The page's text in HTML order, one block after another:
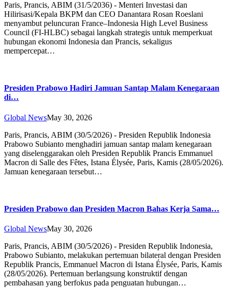
Paris, Prancis, ABIM (31/5/2036) - Menteri Investasi dan
Hilirisasi/Kepala BKPM dan CEO Danantara Rosan Roeslani
menyambut peluncuran France–Indonesia High Level Business
Council (FI-HLBC) sebagai langkah strategis untuk memperkuat
hubungan ekonomi Indonesia dan Prancis, sekaligus
mempercepat…
Presiden Prabowo Hadiri Jamuan Santap Malam Kenegaraan
di…
Global NewsMay 30, 2026
Paris, Prancis, ABIM (30/5/2026) - Presiden Republik Indonesia
Prabowo Subianto menghadiri jamuan santap malam kenegaraan
yang diselenggarakan oleh Presiden Republik Prancis Emmanuel
Macron di Salle des Fêtes, Istana Élysée, Paris, Kamis (28/05/2026).
Jamuan kenegaraan tersebut…
Presiden Prabowo dan Presiden Macron Bahas Kerja Sama…
Global NewsMay 30, 2026
Paris, Prancis, ABIM (30/5/2026) - Presiden Republik Indonesia,
Prabowo Subianto, melakukan pertemuan bilateral dengan Presiden
Republik Prancis, Emmanuel Macron di Istana Élysée, Paris, Kamis
(28/05/2026). Pertemuan berlangsung konstruktif dengan
pembahasan yang berfokus pada penguatan hubungan…